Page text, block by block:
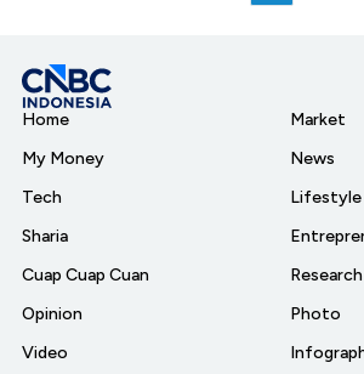
Home
My Money
Tech
Sharia
Cuap Cuap Cuan
Opinion
Video
Market
News
Lifestyle
Research
Photo